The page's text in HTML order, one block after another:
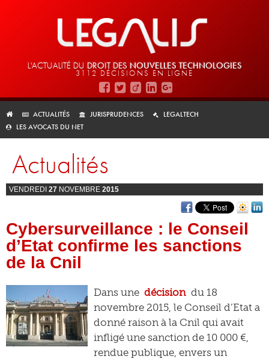
L'ACTUALITÉ DU DROIT DES NOUVELLES TECHNOLOGIES
3112 DÉCISIONS EN LIGNE
ACTUALITÉS JURISPRUDENCES
LEGALTECH
LES AVOCATS DU NET
Actualités
VENDREDI 27 NOVEMBRE 2015
Cybersurveillance : le Conseil
d’Etat confirme les sanctions
de la Cnil
Dans une décision du 18
novembre 2015, le Conseil d’Etat a
donné raison à la Cnil qui avait
infligé une sanction de 10 000 €,
rendue publique, envers un